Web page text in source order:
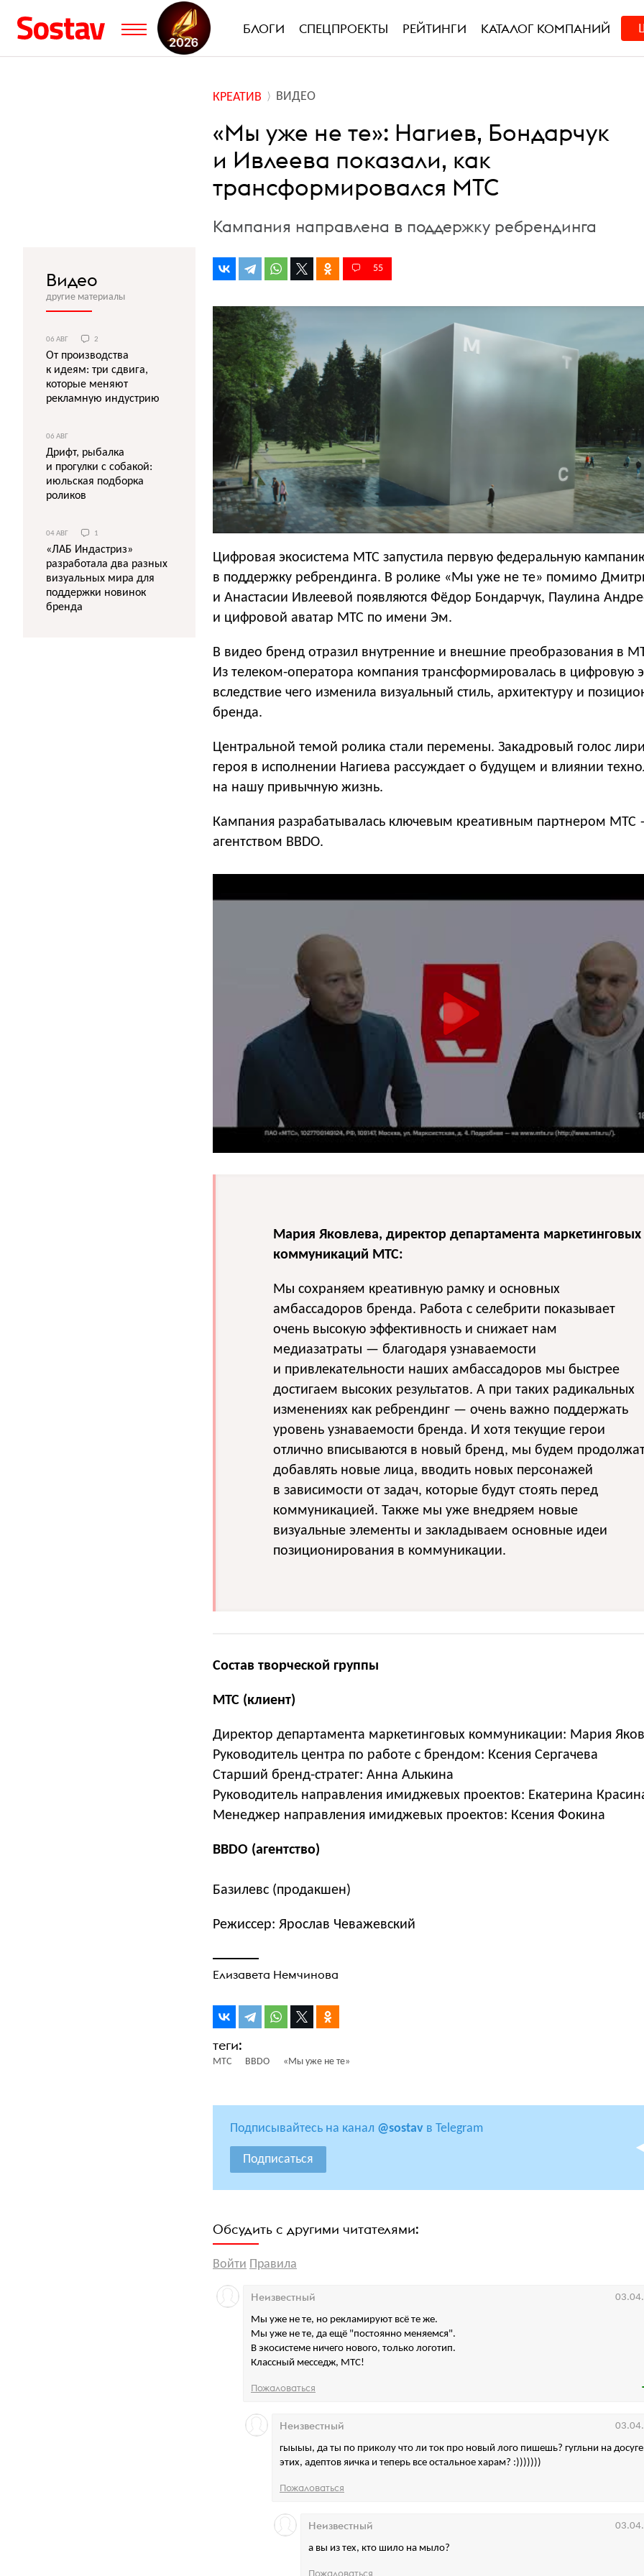
БЛОГИ СПЕЦПРОЕКТЫ РЕЙТИНГИ КАТАЛОГ КОМПАНИЙ
КРЕАТИВ ВИДЕО
«Мы уже не те»: Нагиев, Бондарчук
и Ивлеева показали, как
трансформировался МТС
Кампания направлена в поддержку ребрендинга
55
Цифровая экосистема МТС запустила первую федеральную
в поддержку ребрендинга. В ролике «Мы уже не те» помимо
и Анастасии Ивлеевой появляются Фёдор Бондарчук, Паулина
и цифровой аватар МТС по имени Эм.
В видео бренд отразил внутренние и внешние преобразования в
Из телеком-оператора компания трансформировалась в цифровую
вследствие чего изменила визуальный стиль, архитектуру и
бренда.
Центральной темой ролика стали перемены. Закадровый голос
героя в исполнении Нагиева рассуждает о будущем и влиянии
на нашу привычную жизнь.
Кампания разрабатывалась ключевым креативным партнером МТС
агентством BBDO.
Мария Яковлева, директор департамента маркетинговых
коммуникаций МТС:
Мы сохраняем креативную рамку и основных
амбассадоров бренда. Работа с селебрити показывает
очень высокую эффективность и снижает нам
медиазатраты — благодаря узнаваемости
и привлекательности наших амбассадоров мы быстрее
достигаем высоких результатов. А при таких радикальных
изменениях как ребрендинг — очень важно поддержать
уровень узнаваемости бренда. И хотя текущие герои
отлично вписываются в новый бренд, мы будем
добавлять новые лица, вводить новых персонажей
в зависимости от задач, которые будут стоять перед
коммуникацией. Также мы уже внедряем новые
визуальные элементы и закладываем основные идеи
позиционирования в коммуникации.
Состав творческой группы
МТС (клиент)
Директор департамента маркетинговых коммуникации: Мария
Руководитель центра по работе с брендом: Ксения Сергачева
Старший бренд-стратег: Анна Алькина
Руководитель направления имиджевых проектов: Екатерина
Менеджер направления имиджевых проектов: Ксения Фокина
BBDO (агентство)
Базилевс (продакшен)
Режиссер: Ярослав Чеважевский
Елизавета Немчинова
МТС BBDO «Мы уже не те»
Подписывайтесь на канал @sostav в Telegram
Подписаться
Обсудить с другими читателями:
Войти Правила
Мы уже не те, но рекламируют всё те же.
Мы уже не те, да ещё "постоянно меняемся".
В экосистеме ничего нового, только логотип.
Классный месседж, МТС!
Неизвестный
Пожаловаться
гыыыы, да ты по приколу что ли ток про новый лого пишешь? гугльни на
этих, адептов яичка и теперь все остальное харам? :)))))))
Неизвестный
Пожаловаться
а вы из тех, кто шило на мыло?
Неизвестный
Пожаловаться
Видео
другие материалы
06 АВГ 2
От производства
к идеям: три сдвига,
которые меняют
рекламную индустрию
06 АВГ
Дрифт, рыбалка
и прогулки с собакой:
июльская подборка
роликов
04 АВГ 1
«ЛАБ Индастриз»
разработала два разных
визуальных мира для
поддержки новинок
бренда